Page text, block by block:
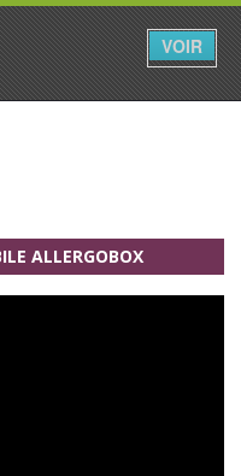
VOIR
ALLERGOBOX